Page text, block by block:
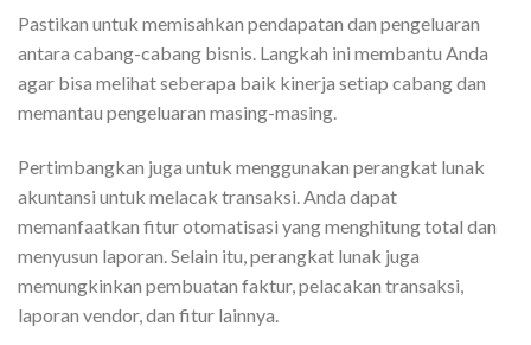
Pastikan untuk memisahkan pendapatan dan pengeluaran
antara cabang-cabang bisnis. Langkah ini membantu Anda
agar bisa melihat seberapa baik kinerja setiap cabang dan
memantau pengeluaran masing-masing.
Pertimbangkan juga untuk menggunakan perangkat lunak
akuntansi untuk melacak transaksi. Anda dapat
memanfaatkan fitur otomatisasi yang menghitung total dan
menyusun laporan. Selain itu, perangkat lunak juga
memungkinkan pembuatan faktur, pelacakan transaksi,
laporan vendor, dan fitur lainnya.